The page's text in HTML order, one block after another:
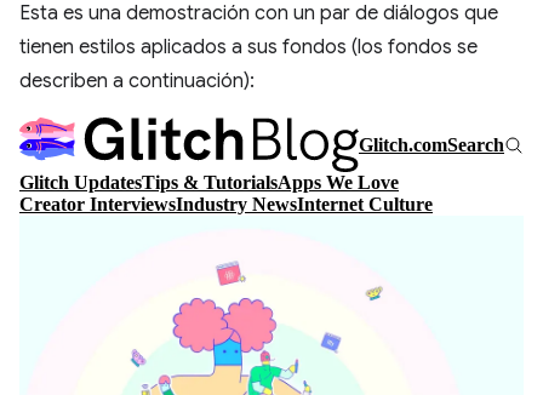
Esta es una demostración con un par de diálogos que
tienen estilos aplicados a sus fondos (los fondos se
describen a continuación):